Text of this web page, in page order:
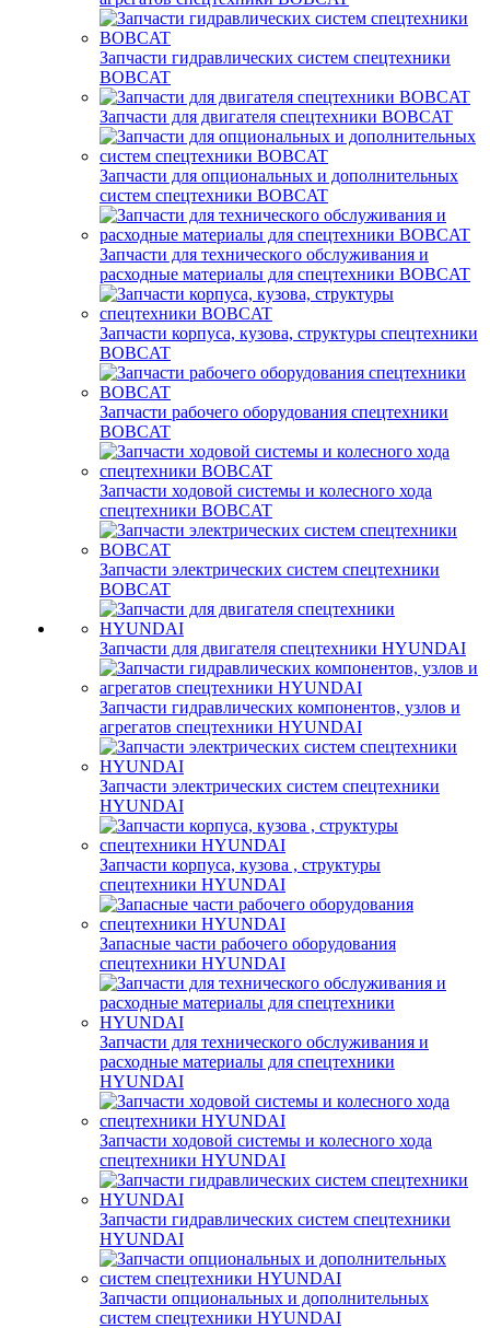
Запчасти гидравлических систем спецтехники
BOBCAT
Запчасти для двигателя спецтехники BOBCAT
Запчасти для опциональных и дополнительных
систем спецтехники BOBCAT
Запчасти для технического обслуживания и
расходные материалы для спецтехники BOBCAT
Запчасти корпуса, кузова, структуры спецтехники
BOBCAT
Запчасти рабочего оборудования спецтехники
BOBCAT
Запчасти ходовой системы и колесного хода
спецтехники BOBCAT
Запчасти электрических систем спецтехники
BOBCAT
Запчасти для двигателя спецтехники HYUNDAI
Запчасти гидравлических компонентов, узлов и
агрегатов спецтехники HYUNDAI
Запчасти электрических систем спецтехники
HYUNDAI
Запчасти корпуса, кузова , структуры
спецтехники HYUNDAI
Запасные части рабочего оборудования
спецтехники HYUNDAI
Запчасти для технического обслуживания и
расходные материалы для спецтехники
HYUNDAI
Запчасти ходовой системы и колесного хода
спецтехники HYUNDAI
Запчасти гидравлических систем спецтехники
HYUNDAI
Запчасти опциональных и дополнительных
систем спецтехники HYUNDAI